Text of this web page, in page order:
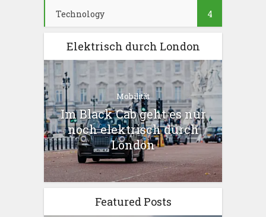
Technology 4
Elektrisch durch London
Mobilität
Im Black Cab geht es nur
noch elektrisch durch
London
Featured Posts